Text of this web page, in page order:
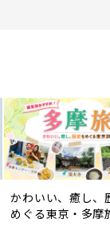
かわいい、癒し、
めぐる東京・多摩